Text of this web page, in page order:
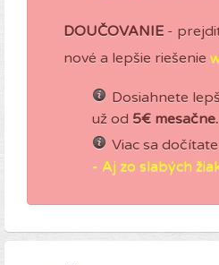
DOUČOVANIE -
nové a lepšie riešenie
Dosiahnete
už od 5€ mesačne.
Viac sa
- Aj zo slabých